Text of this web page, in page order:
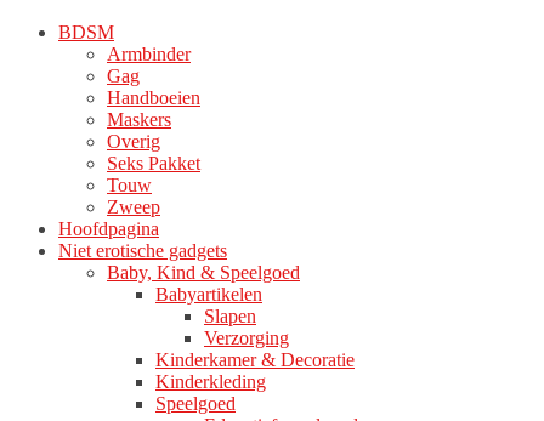
BDSM
Armbinder
Gag
Handboeien
Maskers
Overig
Seks Pakket
Touw
Zweep
Hoofdpagina
Niet erotische gadgets
Baby, Kind & Speelgoed
Babyartikelen
Slapen
Verzorging
Kinderkamer & Decoratie
Kinderkleding
Speelgoed